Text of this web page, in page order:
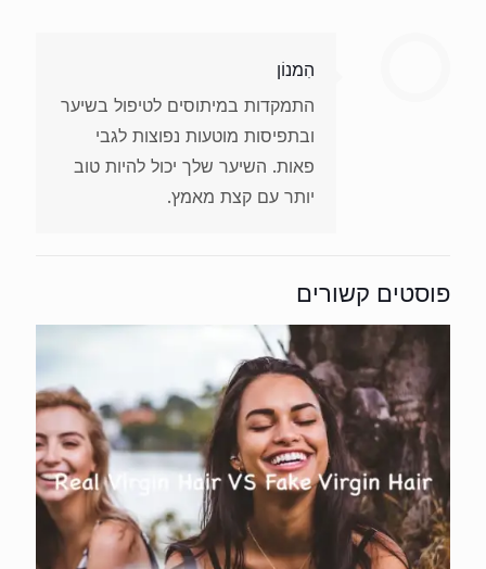
הִמנוֹן
התמקדות במיתוסים לטיפול בשיער
ובתפיסות מוטעות נפוצות לגבי
פאות. השיער שלך יכול להיות טוב
יותר עם קצת מאמץ.
פוסטים קשורים